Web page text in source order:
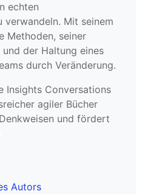
echten
verwandeln. Mit seinem
Methoden, seiner
der Haltung eines
durch Veränderung.
Insights Conversations
agiler Bücher
und fördert
Autors